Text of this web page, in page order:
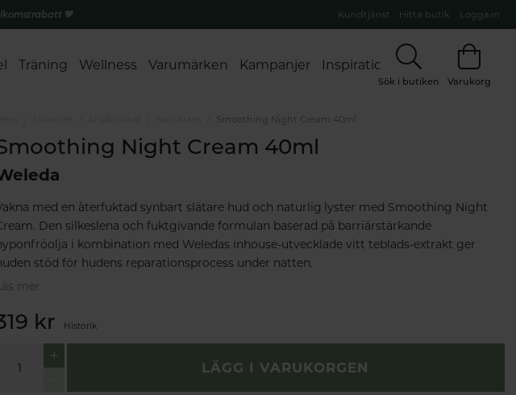
💚 Kundtjänst Hitta butik Logga in
Träning Wellness Varumärken Kampanjer Inspiration
Sök i butiken Varukorg
Smoothing Night Cream 40ml
Night Cream 40ml
med en återfuktad synbart slätare hud och naturlig lyster med Smoothing Night
Den silkeslena och fuktgivande formulan baserad på barriärstärkande
i kombination med Weledas inhouse-utvecklade vitt teblads-extrakt ger
stöd för hudens reparationsprocess under natten.
mer
kr Historik
LÄGG I VARUKORGEN